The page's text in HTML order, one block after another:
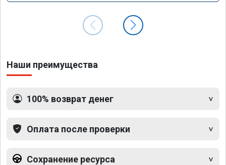
Наши преимущества
100% возврат денег
Оплата после проверки
Сохранение ресурса